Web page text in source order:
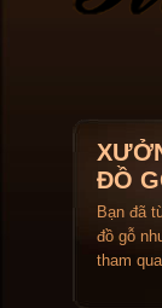
ĐỒ
Bạn đã
đồ gỗ
tham